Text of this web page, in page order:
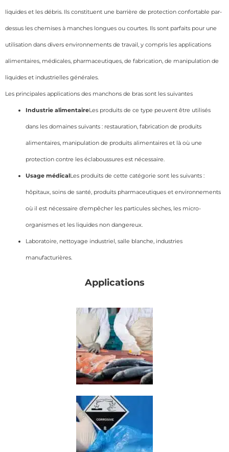
liquides et les débris. Ils constituent une barrière de protection confortable par-
dessus les chemises à manches longues ou courtes. Ils sont parfaits pour une
utilisation dans divers environnements de travail, y compris les applications
alimentaires, médicales, pharmaceutiques, de fabrication, de manipulation de
liquides et industrielles générales.
Les principales applications des manchons de bras sont les suivantes
Industrie alimentaireLes produits de ce type peuvent être utilisés
dans les domaines suivants : restauration, fabrication de produits
alimentaires, manipulation de produits alimentaires et là où une
protection contre les éclaboussures est nécessaire.
Usage médicalLes produits de cette catégorie sont les suivants :
hôpitaux, soins de santé, produits pharmaceutiques et environnements
où il est nécessaire d'empêcher les particules sèches, les micro-
organismes et les liquides non dangereux.
Laboratoire, nettoyage industriel, salle blanche, industries
manufacturières.
Applications